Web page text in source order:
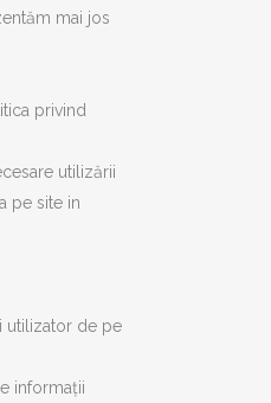
mai jos
privind
utilizării
pe site in
utilizator de pe
informații